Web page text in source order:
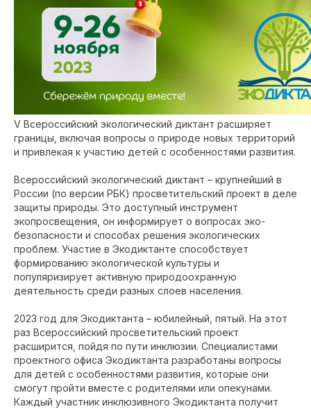
V Всероссийский экологический диктант расширяет
границы, включая вопросы о природе новых территорий
и привлекая к участию детей с особенностями развития.
Всероссийский экологический диктант – крупнейший в
России (по версии РБК) просветительский проект в деле
защиты природы. Это доступный инструмент
экопросвещения, он информирует о вопросах эко-
безопасности и способах решения экологических
проблем. Участие в Экодиктанте способствует
формированию экологической культуры и
популяризирует активную природоохранную
деятельность среди разных слоев населения.
2023 год для Экодиктанта – юбилейный, пятый. На этот
раз Всероссийский просветительский проект
расширится, пойдя по пути инклюзии. Специалистами
проектного офиса Экодиктанта разработаны вопросы
для детей с особенностями развития, которые они
смогут пройти вместе с родителями или опекунами.
Каждый участник инклюзивного Экодиктанта получит